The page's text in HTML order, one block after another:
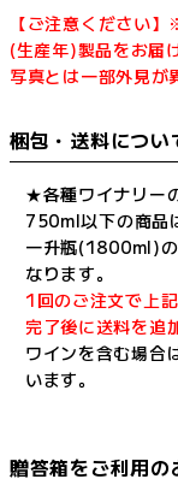
【ご注意ください
(生産年)製品をお届
写真とは一部外見が
梱包・送料につい
★各種ワイナリー
750ml以下の商品
一升瓶(1800ml)の
なります。
1回のご注文で上
完了後に送料を追
ワインを含む場合
います。
贈答箱をご利用の